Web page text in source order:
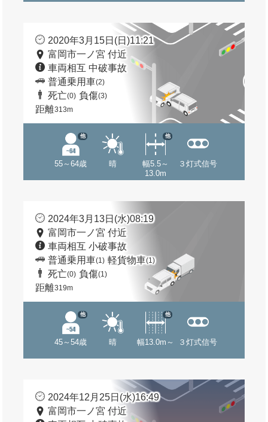
2020年3月15日(日)11:21
富岡市一ノ宮 付近
車両相互 中破事故
普通乗用車(2)
死亡(0) 負傷(3)
距離313m
55～64歳
他
晴
幅5.5～
13.0m
他
３灯式信号
2024年3月13日(水)08:19
富岡市一ノ宮 付近
車両相互 小破事故
普通乗用車(1) 軽貨物車(1)
死亡(0) 負傷(1)
距離319m
45～54歳
他
晴 幅13.0m～
他
３灯式信号
2024年12月25日(水)16:49
富岡市一ノ宮 付近